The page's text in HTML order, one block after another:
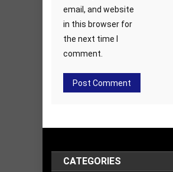
email, and website
in this browser for
the next time I
comment.
CATEGORIES